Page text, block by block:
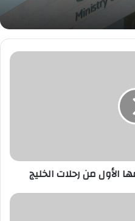
الأول من رحلات الخليج